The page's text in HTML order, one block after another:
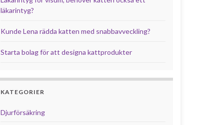
läkarintyg?
Kunde Lena rädda katten med snabbavveckling?
Starta bolag för att designa kattprodukter
KATEGORIER
Djurförsäkring